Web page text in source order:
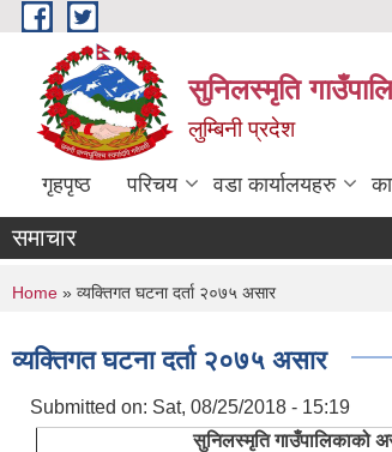
Skip to main content
सुनिलस्मृति
लुम्बिनी प्रदेश
गृहपृष्ठ परिचय वडा कार्यालयहरु
समाचार
You are here
Home » व्यक्तिगत घटना दर्ता २०७५ असार
व्यक्तिगत घटना दर्ता २०७५ असार
Submitted on: Sat, 08/25/2018 - 15:19
सुनिलस्मृति गाउँपालिकाको